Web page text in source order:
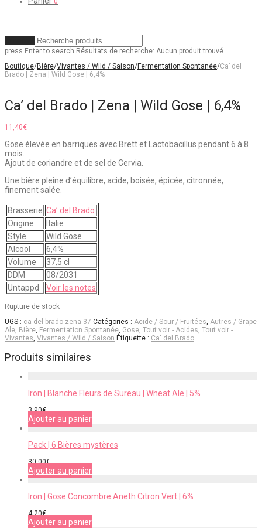
press Enterto search Résultats de recherche: Aucun produit trouvé.
Boutique/Bière/Vivantes / Wild / Saison/Fermentation Spontanée/Ca’ del
Brado | Zena | Wild Gose | 6,4%
Ca’ del Brado | Zena | Wild Gose | 6,4%
11,40€
Gose élevée en barriques avec Brett et Lactobacillus pendant 6 à 8
mois.
Ajout de coriandre et de sel de Cervia.
Une bière pleine d’équilibre, acide, boisée, épicée, citronnée,
finement salée.
Brasserie Ca’ del Brado
Origine
Italie
Style
Wild Gose
Alcool
6,4%
Volume
37,5 cl
DDM
08/2031
Untappd
Voir les notes
Rupture de stock
UGS : ca-del-brado-zena-37 Catégories : Acide / Sour / Fruitées, Autres / Grape
Ale, Bière, Fermentation Spontanée, Gose, Tout voir - Acides, Tout voir -
Vivantes, Vivantes / Wild / Saison Étiquette : Ca' del Brado
Produits similaires
Iron | Blanche Fleurs de Sureau | Wheat Ale | 5%
3,90€
Ajouter au panier
Pack | 6 Bières mystères
30,00€
Ajouter au panier
Iron | Gose Concombre Aneth Citron Vert | 6%
4,20€
Ajouter au panier